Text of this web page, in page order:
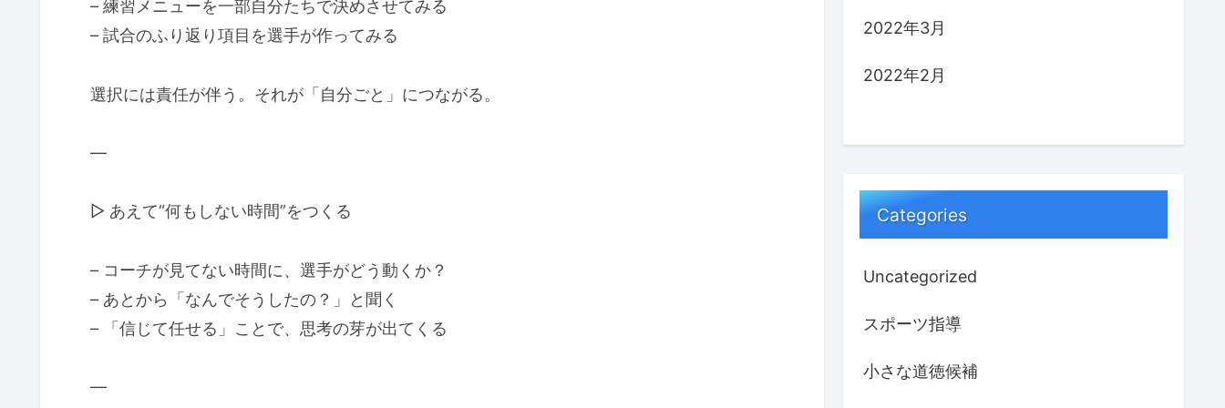
– 練習メニューを一部自分たちで決めさせてみる
– 試合のふり返り項目を選手が作ってみる
選択には責任が伴う。それが「自分ごと」につながる。
—
▷ あえて“何もしない時間”をつくる
– コーチが見てない時間に、選手がどう動くか？
– あとから「なんでそうしたの？」と聞く
– 「信じて任せる」ことで、思考の芽が出てくる
—
2022年3月
2022年2月
Categories
Uncategorized
スポーツ指導
小さな道徳候補